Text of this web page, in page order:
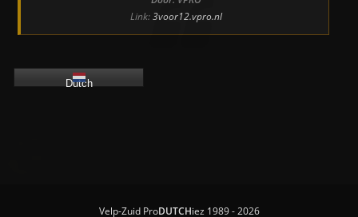
Link:3voor12.vpro.nl
Dutch
Velp-Zuid ProDUTCHiez 1989 - 2026